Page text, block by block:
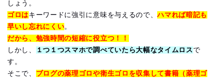
しょう。
ゴロはキーワードに強引に意味を与えるので、ハマれば暗記も
早いし忘れにくい。
だから、勉強時間の短縮に役立つ！！
しかし、
１つ１つスマホで調べていたら大幅なタイムロス で
す。
そこで、 ブログの薬理ゴロや衛生ゴロを収集して書籍（薬理ゴ